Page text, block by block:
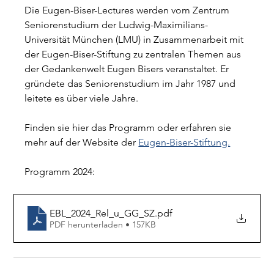
Die Eugen-Biser-Lectures werden vom Zentrum
Seniorenstudium der Ludwig-Maximilians-
Universität München (LMU) in Zusammenarbeit mit
der Eugen-Biser-Stiftung zu zentralen Themen aus
der Gedankenwelt Eugen Bisers veranstaltet. Er
gründete das Seniorenstudium im Jahr 1987 und
leitete es über viele Jahre.
Finden sie hier das Programm oder erfahren sie
mehr auf der Website der Eugen-Biser-Stiftung.
Programm 2024:
EBL_2024_Rel_u_GG_SZ.pdf
PDF herunterladen • 157KB